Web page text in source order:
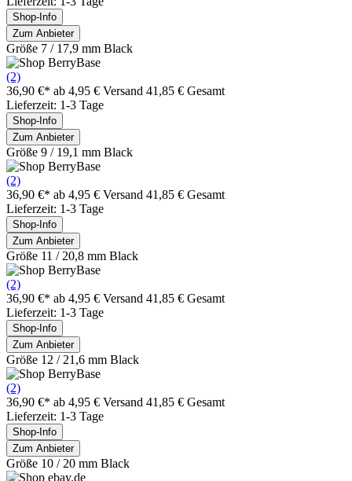
Shop-Info
Zum Anbieter
Größe 7 / 17,9 mm Black
(2)
36,90 €* ab 4,95 € Versand 41,85 € Gesamt
Lieferzeit: 1-3 Tage
Shop-Info
Zum Anbieter
Größe 9 / 19,1 mm Black
(2)
36,90 €* ab 4,95 € Versand 41,85 € Gesamt
Lieferzeit: 1-3 Tage
Shop-Info
Zum Anbieter
Größe 11 / 20,8 mm Black
(2)
36,90 €* ab 4,95 € Versand 41,85 € Gesamt
Lieferzeit: 1-3 Tage
Shop-Info
Zum Anbieter
Größe 12 / 21,6 mm Black
(2)
36,90 €* ab 4,95 € Versand 41,85 € Gesamt
Lieferzeit: 1-3 Tage
Shop-Info
Zum Anbieter
Größe 10 / 20 mm Black